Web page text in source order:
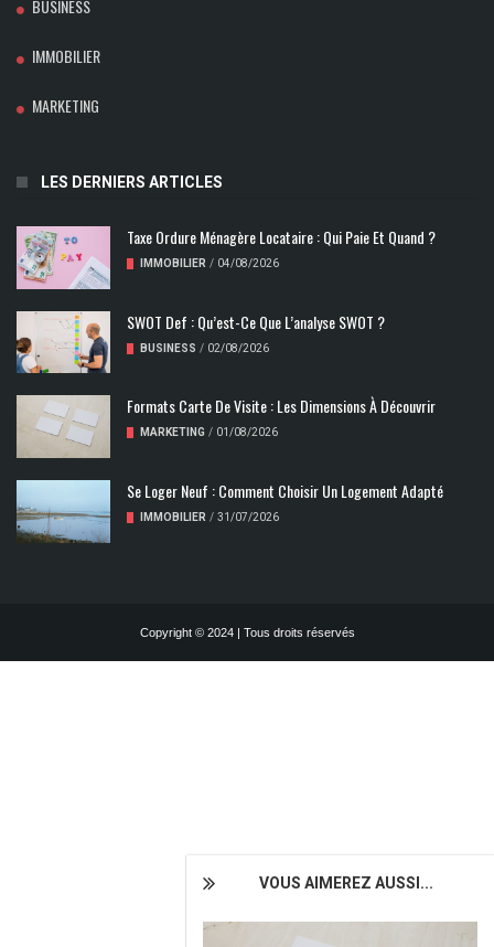
VOUS AIMEREZ AUSSI...
BUSINESS
IMMOBILIER
MARKETING
LES DERNIERS ARTICLES
Taxe Ordure Ménagère Locataire : Qui Paie Et Quand ?
IMMOBILIER / 04/08/2026
SWOT Def : Qu’est-Ce Que L’analyse SWOT ?
BUSINESS / 02/08/2026
Formats Carte De Visite : Les Dimensions À Découvrir
MARKETING / 01/08/2026
Se Loger Neuf : Comment Choisir Un Logement Adapté
IMMOBILIER / 31/07/2026
Copyright © 2024 | Tous droits réservés